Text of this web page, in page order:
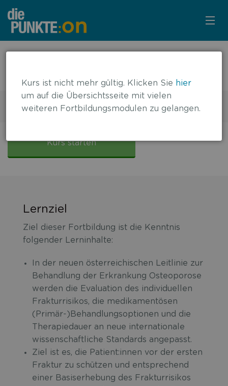
KURSÜBERSICHT
LOGIN
KOSTENLOS ANMELDEN
Osteoporose-Update 2024
4 DFP-Punkte
Update
Kurs starten
Lernziel
Ziel dieser Fortbildung ist die Kenntnis
folgender Lerninhalte:
In der neuen österreichischen Leitlinie zur
Behandlung der Erkrankung Osteoporose
werden die Evaluation des individuellen
Frakturrisikos, die medikamentösen
(Primär-)Behandlungsoptionen und die
Therapiedauer an neue internationale
wissenschaftliche Standards angepasst.
Ziel ist es, die Patient:innen vor der ersten
Fraktur zu schützen und entsprechend
einer Basiserhebung des Frakturrisikos
Kurs ist nicht mehr gültig. Klicken Sie hier
um auf die Übersichtsseite mit vielen
weiteren Fortbildungsmodulen zu gelangen.